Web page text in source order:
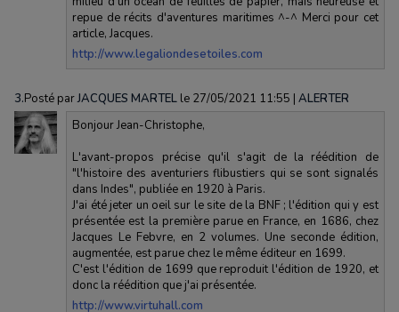
repue de récits d'aventures maritimes ^-^ Merci pour cet
article, Jacques.
http://www.legaliondesetoiles.com
3.Posté parJACQUES MARTEL le 27/05/2021 11:55 | ALERTER
Bonjour Jean-Christophe,
L'avant-propos précise qu'il s'agit de la réédition de
"l'histoire des aventuriers flibustiers qui se sont signalés
dans Indes", publiée en 1920 à Paris.
J'ai été jeter un oeil sur le site de la BNF ; l'édition qui y est
présentée est la première parue en France, en 1686, chez
Jacques Le Febvre, en 2 volumes. Une seconde édition,
augmentée, est parue chez le même éditeur en 1699.
C'est l'édition de 1699 que reproduit l'édition de 1920, et
donc la réédition que j'ai présentée.
http://www.virtuhall.com